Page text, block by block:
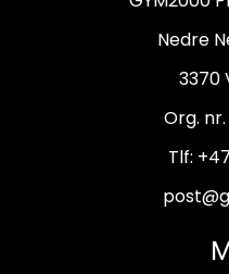
Nedre
3370
Org.
Tlf: